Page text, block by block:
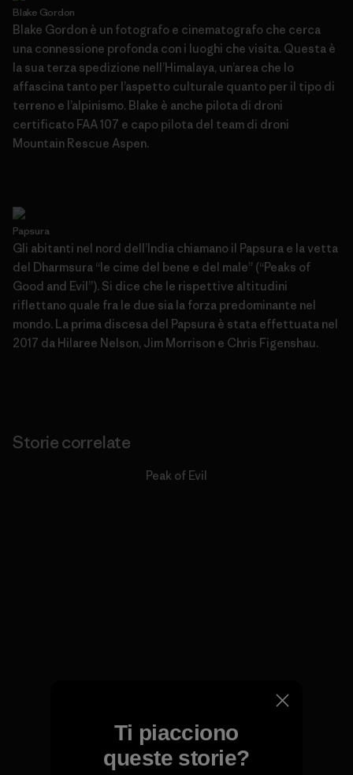
Blake Gordon
Blake Gordon è un fotografo e cinematografo che cerca
una connessione profonda con i luoghi che visita. Questa è
la sua terza spedizione nell’Himalaya, un’area che lo
affascina tanto per l’aspetto culturale quanto per il tipo di
terreno e l’alpinismo. Blake è anche pilota di droni
certificato FAA 107 e capo pilota del team di droni
Mountain Rescue Aspen.
Papsura
Gli abitanti nel nord dell’India chiamano il Papsura e la vetta
del Dharmsura “le cime del bene e del male” (“Peaks of
Good and Evil”). Si dice che le rispettive altitudini
riflettano quale fra le due sia la forza predominante nel
mondo. La prima discesa del Papsura è stata effettuata nel
2017 da Hilaree Nelson, Jim Morrison e Chris Figenshau.
Storie correlate
Peak of Evil
Ti piacciono
queste storie?